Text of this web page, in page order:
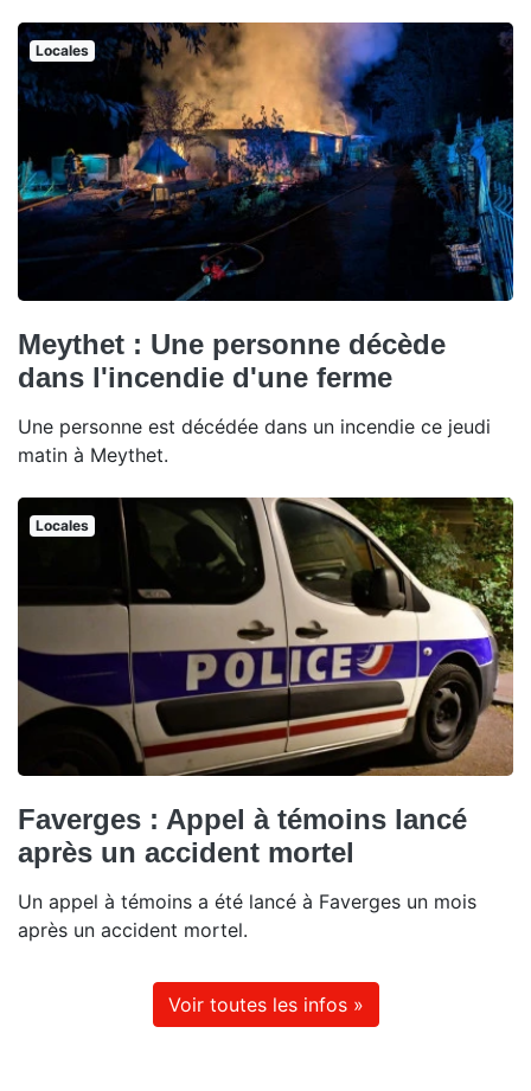
Locales
Meythet : Une personne décède
dans l'incendie d'une ferme
Une personne est décédée dans un incendie ce jeudi
matin à Meythet.
Locales
Faverges : Appel à témoins lancé
après un accident mortel
Un appel à témoins a été lancé à Faverges un mois
après un accident mortel.
Voir toutes les infos »